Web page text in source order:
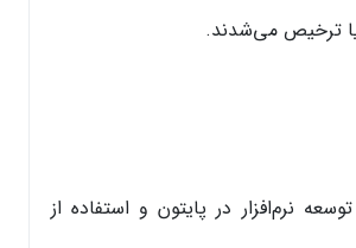
یا ترخیص می‌شدند.
نرم‌افزار در پایتون و استفاده از